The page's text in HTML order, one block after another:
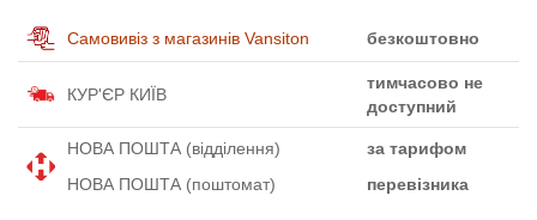
Самовивіз з магазинів Vansiton безкоштовно
КУР'ЄР КИЇВ
тимчасово не
доступний
НОВА ПОШТА (відділення)
за тарифом
НОВА ПОШТА (поштомат)
перевізника